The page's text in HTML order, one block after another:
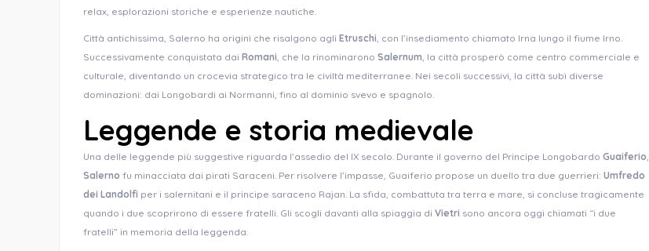
relax, esplorazioni storiche e esperienze nautiche.
Città antichissima, Salerno ha origini che risalgono agli Etruschi, con l’insediamento chiamato Irna lungo il fiume Irno.
Successivamente conquistata dai Romani, che la rinominarono Salernum, la città prosperò come centro commerciale e
culturale, diventando un crocevia strategico tra le civiltà mediterranee. Nei secoli successivi, la città subì diverse
dominazioni: dai Longobardi ai Normanni, fino al dominio svevo e spagnolo.
Leggende e storia medievale
Una delle leggende più suggestive riguarda l’assedio del IX secolo. Durante il governo del Principe Longobardo Guaiferio,
Salerno fu minacciata dai pirati Saraceni. Per risolvere l’impasse, Guaiferio propose un duello tra due guerrieri: Umfredo
dei Landolfi per i salernitani e il principe saraceno Rajan. La sfida, combattuta tra terra e mare, si concluse tragicamente
quando i due scoprirono di essere fratelli. Gli scogli davanti alla spiaggia di Vietri sono ancora oggi chiamati “i due
fratelli” in memoria della leggenda.